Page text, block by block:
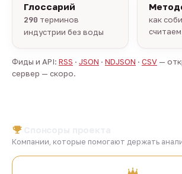
Глоссарий
290 терминов
индустрии без воды
как
Фиды и API: RSS · JSON · NDJSON · CSV —
сервер — скоро.
Компании, которые помогают держать